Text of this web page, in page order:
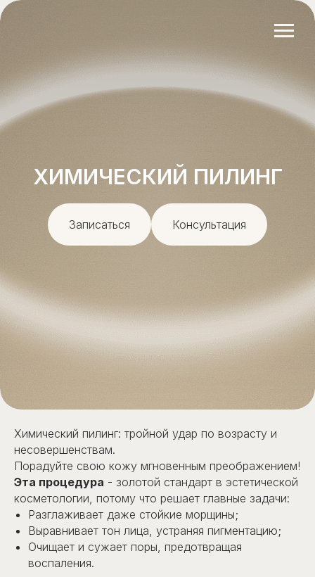
ХИМИЧЕСКИЙ ПИЛИНГ
Записаться Консультация
Химический пилинг: тройной удар по возрасту и
несовершенствам.
Порадуйте свою кожу мгновенным преображением!
Эта процедура - золотой стандарт в эстетической
косметологии, потому что решает главные задачи:
Разглаживает даже стойкие морщины;
Выравнивает тон лица, устраняя пигментацию;
Очищает и сужает поры, предотвращая
воспаления.